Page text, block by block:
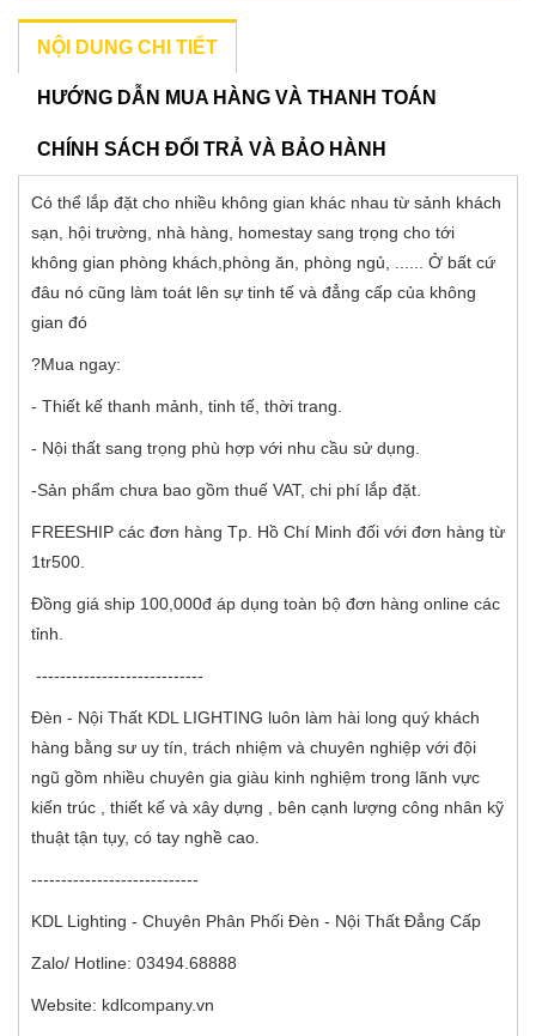
NỘI DUNG CHI TIẾT
HƯỚNG DẪN MUA HÀNG VÀ THANH TOÁN
CHÍNH SÁCH ĐỔI TRẢ VÀ BẢO HÀNH
Có thể lắp đặt cho nhiều không gian khác nhau từ sảnh khách
sạn, hội trường, nhà hàng, homestay sang trọng cho tới
không gian phòng khách,phòng ăn, phòng ngủ, ...... Ở bất cứ
đâu nó cũng làm toát lên sự tinh tế và đẳng cấp của không
gian đó
?Mua ngay:
- Thiết kế thanh mảnh, tinh tế, thời trang.
- Nội thất sang trọng phù hợp với nhu cầu sử dụng.
-Sản phẩm chưa bao gồm thuế VAT, chi phí lắp đặt.
FREESHIP các đơn hàng Tp. Hồ Chí Minh đối với đơn hàng từ
1tr500.
Đồng giá ship 100,000đ áp dụng toàn bộ đơn hàng online các
tỉnh.
----------------------------
Đèn - Nội Thất KDL LIGHTING luôn làm hài long quý khách
hàng bằng sư uy tín, trách nhiệm và chuyên nghiệp với đội
ngũ gồm nhiều chuyên gia giàu kinh nghiệm trong lãnh vực
kiến trúc , thiết kế và xây dựng , bên cạnh lượng công nhân kỹ
thuật tận tụy, có tay nghề cao.
----------------------------
KDL Lighting - Chuyên Phân Phối Đèn - Nội Thất Đẳng Cấp
Zalo/ Hotline: 03494.68888
Website: kdlcompany.vn